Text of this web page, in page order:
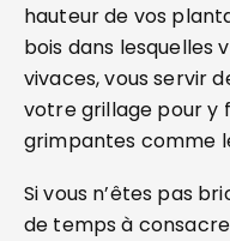
hauteur de vos
bois dans lesquelles
vivaces, vous servir
votre grillage pour y
grimpantes comme
Si vous n’êtes pas
de temps à